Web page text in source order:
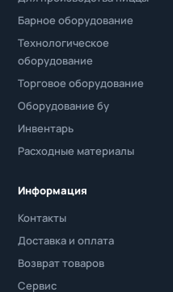
Барное оборудование
Технологическое
оборудование
Торговое оборудование
Оборудование бу
Инвентарь
Расходные материалы
Информация
Контакты
Доставка и оплата
Возврат товаров
Сервис